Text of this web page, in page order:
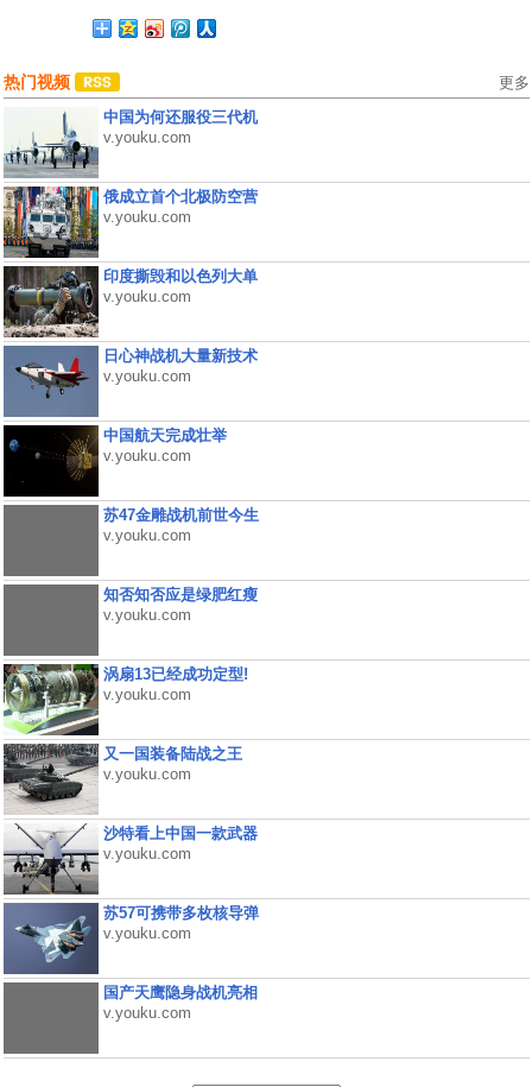
热门视频 更多
中国为何还服役三代机
v.youku.com
俄成立首个北极防空营
v.youku.com
印度撕毁和以色列大单
v.youku.com
日心神战机大量新技术
v.youku.com
中国航天完成壮举
v.youku.com
苏47金雕战机前世今生
v.youku.com
知否知否应是绿肥红瘦
v.youku.com
涡扇13已经成功定型!
v.youku.com
又一国装备陆战之王
v.youku.com
沙特看上中国一款武器
v.youku.com
苏57可携带多枚核导弹
v.youku.com
国产天鹰隐身战机亮相
v.youku.com